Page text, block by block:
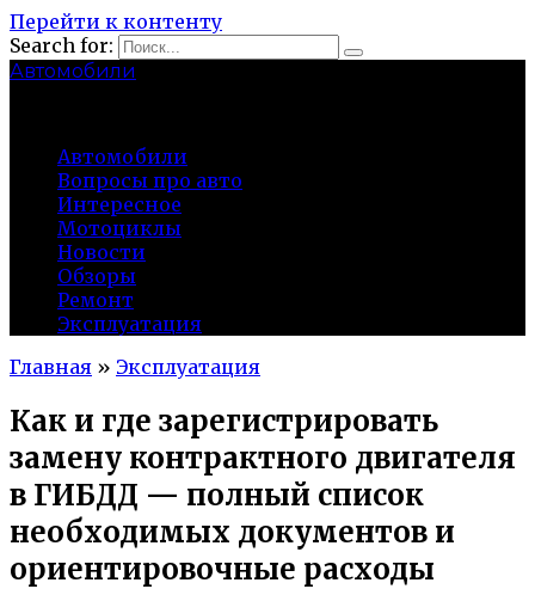
Перейти к контенту
Search for:
Автомобили
Автомобили
Вопросы про авто
Интересное
Мотоциклы
Новости
Обзоры
Ремонт
Эксплуатация
Главная » Эксплуатация
Как и где зарегистрировать
замену контрактного двигателя
в ГИБДД — полный список
необходимых документов и
ориентировочные расходы